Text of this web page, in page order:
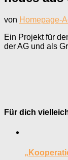
von Homepage-
Ein Projekt für
der AG und als
Für dich